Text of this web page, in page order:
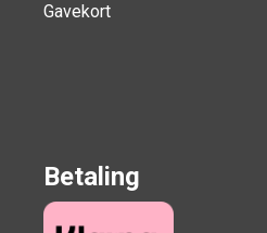
Gavekort
Betaling